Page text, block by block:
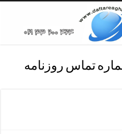
تماس روزنامه